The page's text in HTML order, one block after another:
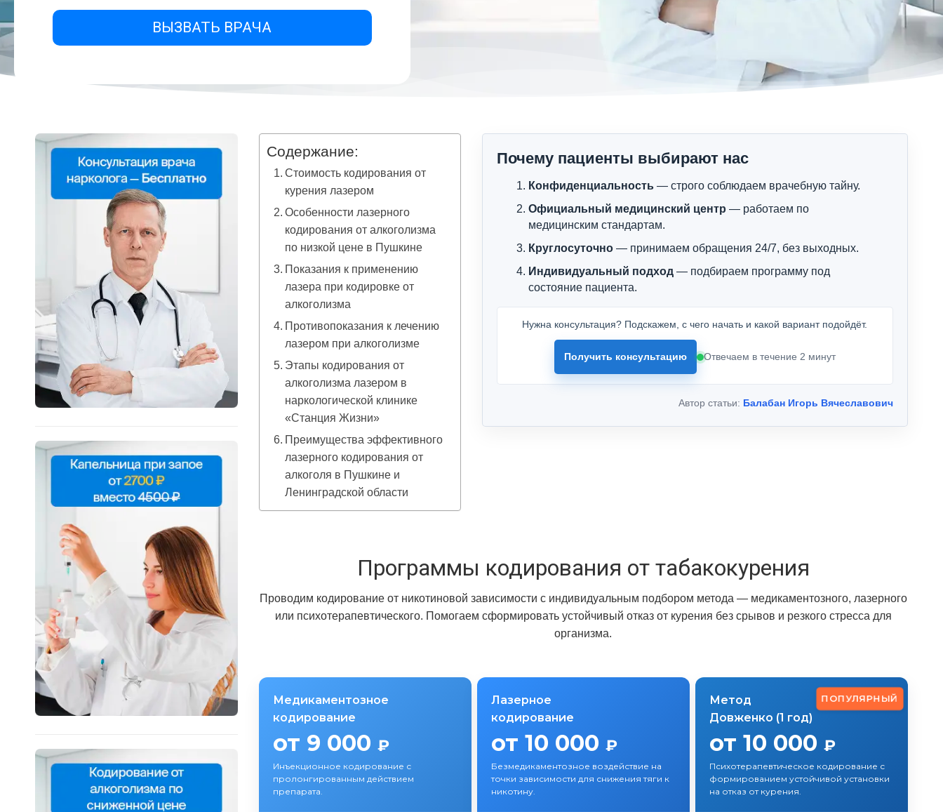
ВЫЗВАТЬ ВРАЧА
Содержание:
Стоимость кодирования от
курения лазером
Особенности лазерного
кодирования от алкоголизма
по низкой цене в Пушкине
Показания к применению
лазера при кодировке от
алкоголизма
Противопоказания к лечению
лазером при алкоголизме
Этапы кодирования от
алкоголизма лазером в
наркологической клинике
«Станция Жизни»
Преимущества эффективного
лазерного кодирования от
алкоголя в Пушкине и
Ленинградской области
Почему пациенты выбирают нас
Конфиденциальность— строго соблюдаем врачебную тайну.
Официальный медицинский центр — работаем по
медицинским стандартам.
Круглосуточно— принимаем обращения 24/7, без выходных.
Индивидуальный подход— подбираем программу под
состояние пациента.
Нужна консультация? Подскажем, с чего начать и какой вариант подойдёт.
Получить консультацию Отвечаем в течение 2 минут
Автор статьи: Балабан Игорь Вячеславович
Программы кодирования от табакокурения
Проводим кодирование от никотиновой зависимости с индивидуальным подбором метода — медикаментозного, лазерного
или психотерапевтического. Помогаем сформировать устойчивый отказ от курения без срывов и резкого стресса для
организма.
Медикаментозное
кодирование
от 9 000 ₽
Инъекционное кодирование с
пролонгированным действием
препарата.
Лазерное
кодирование
от 10 000 ₽
Безмедикаментозное воздействие на
точки зависимости для снижения тяги к
никотину.
ПОПУЛЯРНЫЙ
Метод
Довженко (1 год)
от 10 000 ₽
Психотерапевтическое кодирование с
формированием устойчивой установки
на отказ от курения.